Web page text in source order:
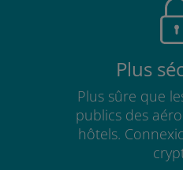
Plus
Plus sûre que
publics des
hôtels.